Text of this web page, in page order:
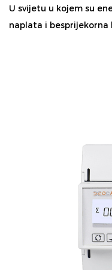
U svijetu u kojem su
naplata i besprijekorna